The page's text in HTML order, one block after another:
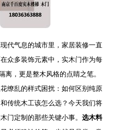
代气息的城市里，家居装修一直
众多装饰元素中，实木门作为每
离，更是整木风格的点睛之笔。
缭乱的样式困扰：如何区别纯原
传统木工该怎么选？今天我们将
门定制的那些关键小事。 选木料